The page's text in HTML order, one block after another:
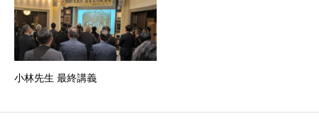
小林先生 最終講義